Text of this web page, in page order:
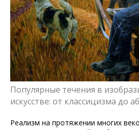
Популярные течения в
искусстве: от классицизма до
Реализм на протяжении многих